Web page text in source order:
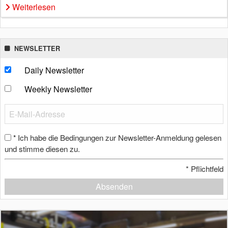
Weiterlesen
NEWSLETTER
Daily Newsletter
Weekly Newsletter
* Ich habe die Bedingungen zur Newsletter-Anmeldung gelesen
und stimme diesen zu.
* Pflichtfeld
Absenden